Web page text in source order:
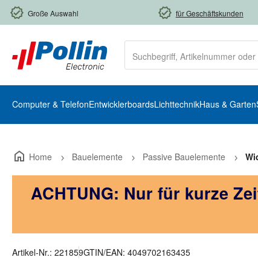
Hauptinhalt springen
Zur Suche springen
Zur Hauptnavigation springen
Große Auswahl für Geschäftskunden
Computer & TelefonEntwicklerboardsLichttechnikHaus & Garten
Home Bauelemente Passive Bauelemente
ACHTUNG: Nur für kurze
Artikel-Nr.: 221859GTIN/EAN: 4049702163435